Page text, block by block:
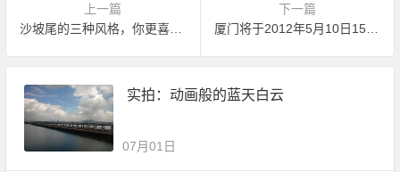
上一篇
沙坡尾的三种风格，你更喜欢哪一种呢
下一篇
厦门将于2012年5月10日15时至15时30分拉响防空警报
实拍：动画般的蓝天白云
07月01日